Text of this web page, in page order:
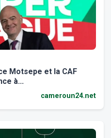
Motsepe et la CAF
à...
cameroun24.net